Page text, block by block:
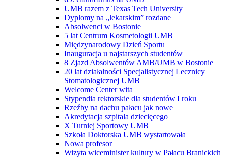
UMB razem z Texas Tech University
Dyplomy na „lekarskim” rozdane
Absolwenci w Bostonie
5 lat Centrum Kosmetologii UMB
Międzynarodowy Dzień Sportu
Inauguracja u najstarszych studentów
8 Zjazd Absolwentów AMB/UMB w Bostonie
20 lat działalności Specjalistycznej Lecznicy
Stomatologicznej UMB
Welcome Center wita
Stypendia rektorskie dla studentów I roku
Rzeźby na dachu pałacu jak nowe
Akredytacja szpitala dziecięcego
X Turniej Sportowy UMB
Szkoła Doktorska UMB wystartowała
Nowa profesor
Wizyta wiceminister kultury w Pałacu Branickich